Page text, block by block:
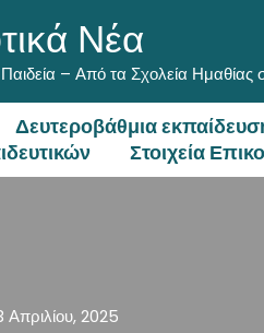
Νέα
– Από τα Σχολεία Ημαθίας
Δευτεροβάθμια
Στοιχεία
Απριλίου, 2025